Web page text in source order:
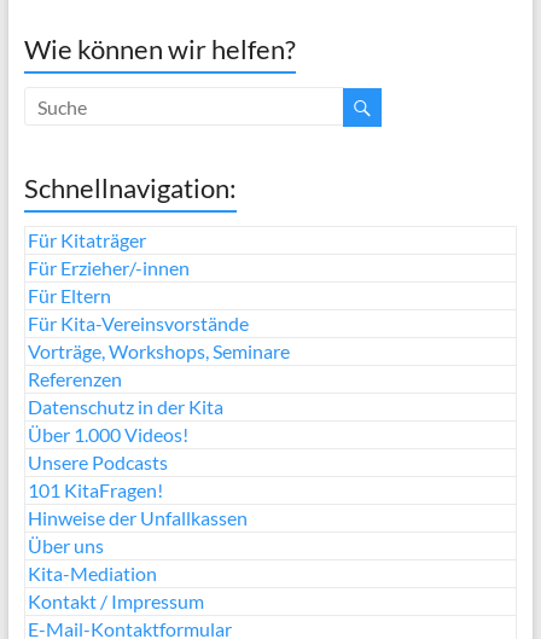
Wie können wir helfen?
Schnellnavigation:
Für Kitaträger
Für Erzieher/-innen
Für Eltern
Für Kita-Vereinsvorstände
Vorträge, Workshops, Seminare
Referenzen
Datenschutz in der Kita
Über 1.000 Videos!
Unsere Podcasts
101 KitaFragen!
Hinweise der Unfallkassen
Über uns
Kita-Mediation
Kontakt / Impressum
E-Mail-Kontaktformular